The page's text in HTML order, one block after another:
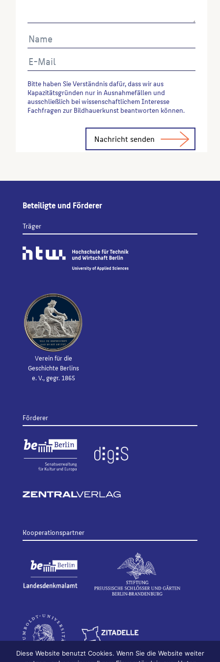
Autor*in des Beitrages, Werktitel, URL, Datum des
Abrufes.
Bitte haben Sie Verständnis dafür, dass wir aus
Kapazitätsgründen nur in Ausnahmefällen und
ausschließlich bei wissenschaftlichem Interesse
Fachfragen zur Bildhauerkunst beantworten können.
Beteiligte und Förderer
Träger
Verein für die
Geschichte Berlins
e. V., gegr. 1865
Förderer
Kooperationspartner
Diese Website benutzt Cookies. Wenn Sie die Website weiter